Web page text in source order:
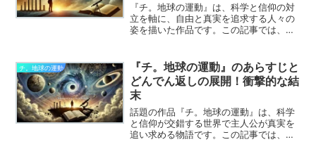
『チ。地球の運動』は、科学と信仰の対
立を軸に、自由と真実を追求する人々の
姿を描いた作品です。この記事では、作
ジや隠された意図について詳しく解説し
ます。
チ。地球の運動
『チ。地球の運動』のあらすじと
どんでん返しの展開！衝撃的な結
末
話題の作品『チ。地球の運動』は、科学
と信仰が交錯する世界で主人公が真実を
追い求める物語です。この記事では、